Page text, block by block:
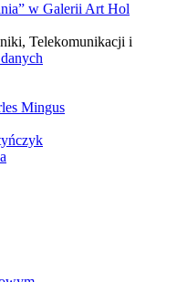
w Galerii Art Hol
Telekomunikacji i
Mingus